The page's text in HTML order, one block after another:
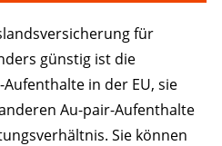
für
günstig ist die
in der EU, sie
Au-pair-Aufenthalte
Sie können